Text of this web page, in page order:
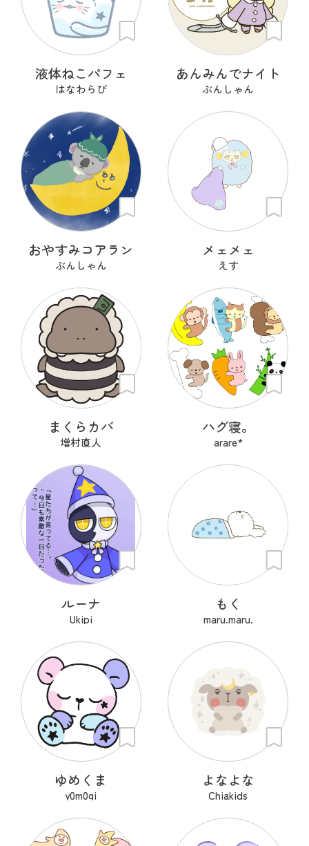
液体ねこパフェ
はなわらび
あんみんでナイト
ぶんしゃん
おやすみコアラン
ぶんしゃん
メェメェ
えす
まくらカバ
増村直人
ハグ寝。
arare*
ルーナ
Ukipi
もく
maru.maru.
ゆめくま
y0m0gi
よなよな
Chiakids